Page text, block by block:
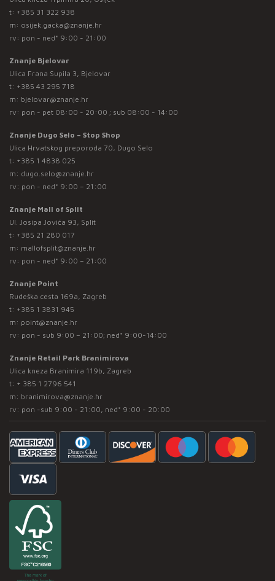
t: +385 31 322 938
m: osijek.gacka@znanje.hr
rv: pon - ned* 9:00 - 21:00
Znanje Bjelovar
Ulica Frana Supila 3, Bjelovar
t: +385 43 295 718
m: bjelovar@znanje.hr
rv: pon - pet 08:00 - 20:00 ; sub 08:00 - 14:00
Znanje Dugo Selo – Stop Shop
Ulica Hrvatskog preporoda 70, Dugo Selo
t: +385 1 4838 025
m: dugo.selo@znanje.hr
rv: pon - ned* 9:00 – 21:00
Znanje Mall of Split
Ul. Josipa Jovića 93, Split
t: +385 21 280 017
m: mallofsplit@znanje.hr
rv: pon - ned* 9:00 – 21:00
Znanje Point
Rudeška cesta 169a, Zagreb
t: +385 1 3831 945
m: point@znanje.hr
rv: pon - sub 9:00 – 21:00; ned* 9:00-14:00
Znanje Retail Park Branimirova
Ulica kneza Branimira 119b, Zagreb
t: + 385 1 2796 541
m: branimirova@znanje.hr
rv: pon -sub 9:00 - 21:00, ned* 9:00 - 20:00